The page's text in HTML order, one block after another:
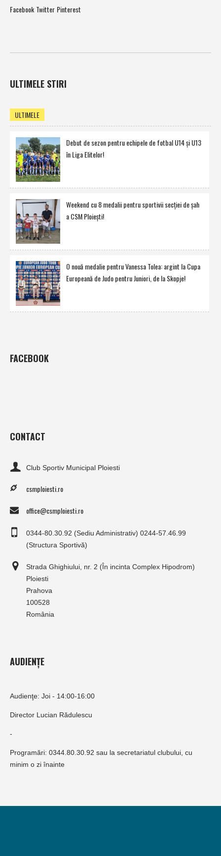
Facebook Twitter Pinterest
ULTIMELE STIRI
ULTIMELE
Debut de sezon pentru echipele de fotbal U14 şi U13
în Liga Elitelor!
Weekend cu 8 medalii pentru sportivii secţiei de şah
a CSM Ploieşti!
O nouă medalie pentru Vanessa Tolea: argint la Cupa
Europeană de Judo pentru Juniori, de la Skopje!
FACEBOOK
CONTACT
Club Sportiv Municipal Ploiesti
csmploiesti.ro
office@csmploiesti.ro
0344-80.30.92 (Sediu Administrativ) 0244-57.46.99
(Structura Sportivă)
Strada Ghighiului, nr. 2 (În incinta Complex Hipodrom)
Ploiesti
Prahova
100528
România
AUDIENȚE
Audienţe: Joi - 14:00-16:00
Director Lucian Rădulescu
-
Programări: 0344.80.30.92 sau la secretariatul clubului, cu
minim o zi înainte